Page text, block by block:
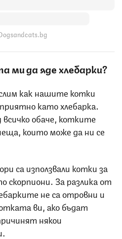
ми да яде хлебарки?
как нашите котки
като хлебарка.
обаче, котките
които може да ни се
са използвали котки за
скорпиони. За разлика от
не са отровни и
ви, ако бъдат
някои